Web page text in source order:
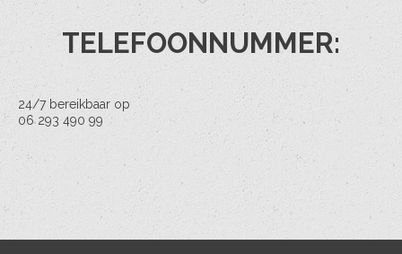
TELEFOONNUMMER:
24/7 bereikbaar op
06 293 490 99